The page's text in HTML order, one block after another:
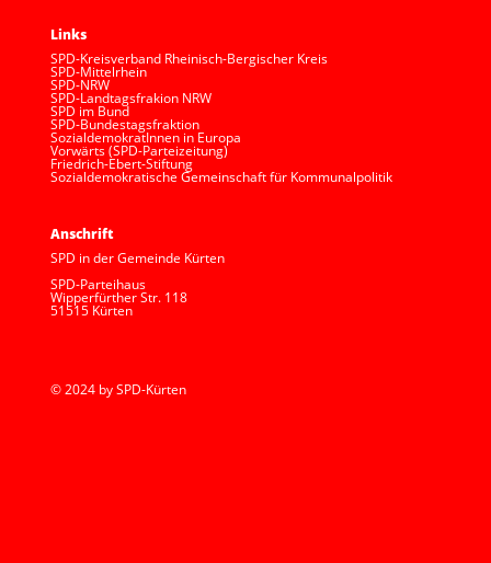
Links
SPD-Kreisverband Rheinisch-Bergischer Kreis
SPD-Mittelrhein
SPD-NRW
SPD-Landtagsfrakion NRW
SPD im Bund
SPD-Bundestagsfraktion
SozialdemokratInnen in Europa
Vorwärts (SPD-Parteizeitung)
Friedrich-Ebert-Stiftung
Sozialdemokratische Gemeinschaft für Kommunalpolitik
Anschrift
SPD in der Gemeinde Kürten
SPD-Parteihaus
Wipperfürther Str. 118
51515 Kürten
© 2024 by SPD-Kürten